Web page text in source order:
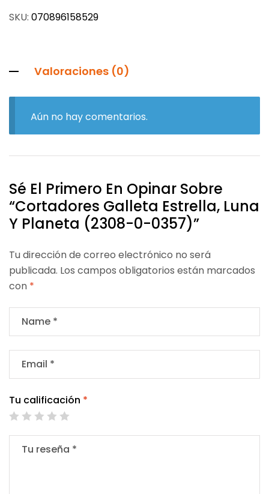
SKU: 070896158529
Valoraciones (0)
Aún no hay comentarios.
Sé El Primero En Opinar Sobre
“Cortadores Galleta Estrella, Luna
Y Planeta (2308-0-0357)”
Tu dirección de correo electrónico no será
publicada. Los campos obligatorios están marcados
con *
Tu calificación *